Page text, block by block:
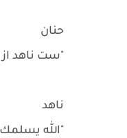
حنان
"ست ناهد
ناهد
"الله يسلمك